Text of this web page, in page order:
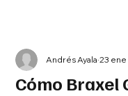
Cómo Braxel
Andrés Ayala 23